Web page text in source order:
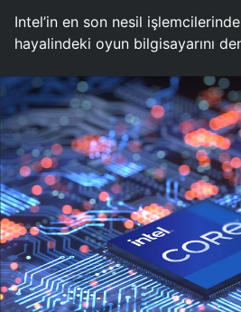
Intel’in en son nesil
hayalindeki oyun bilgisayarını